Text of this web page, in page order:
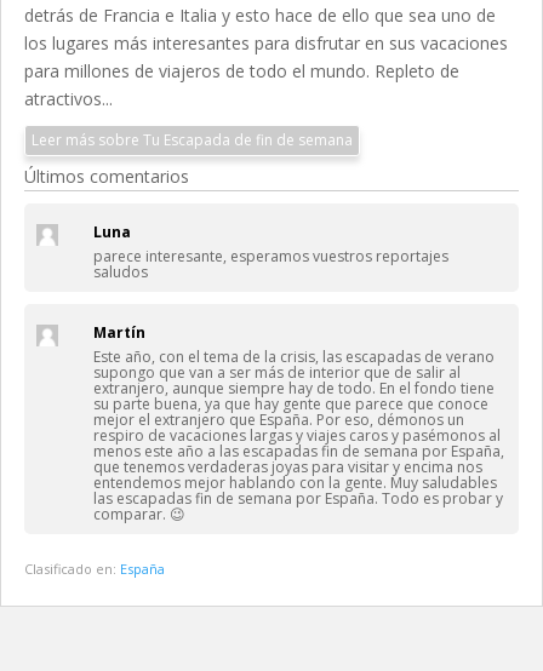
detrás de Francia e Italia y esto hace de ello que sea uno de
los lugares más interesantes para disfrutar en sus vacaciones
para millones de viajeros de todo el mundo. Repleto de
atractivos...
Leer más sobre Tu Escapada de fin de semana
Últimos comentarios
Luna
parece interesante, esperamos vuestros reportajes
saludos
Martín
Este año, con el tema de la crisis, las escapadas de verano
supongo que van a ser más de interior que de salir al
extranjero, aunque siempre hay de todo. En el fondo tiene
su parte buena, ya que hay gente que parece que conoce
mejor el extranjero que España. Por eso, démonos un
respiro de vacaciones largas y viajes caros y pasémonos al
menos este año a las escapadas fin de semana por España,
que tenemos verdaderas joyas para visitar y encima nos
entendemos mejor hablando con la gente. Muy saludables
las escapadas fin de semana por España. Todo es probar y
comparar. 😉
Clasificado en: España